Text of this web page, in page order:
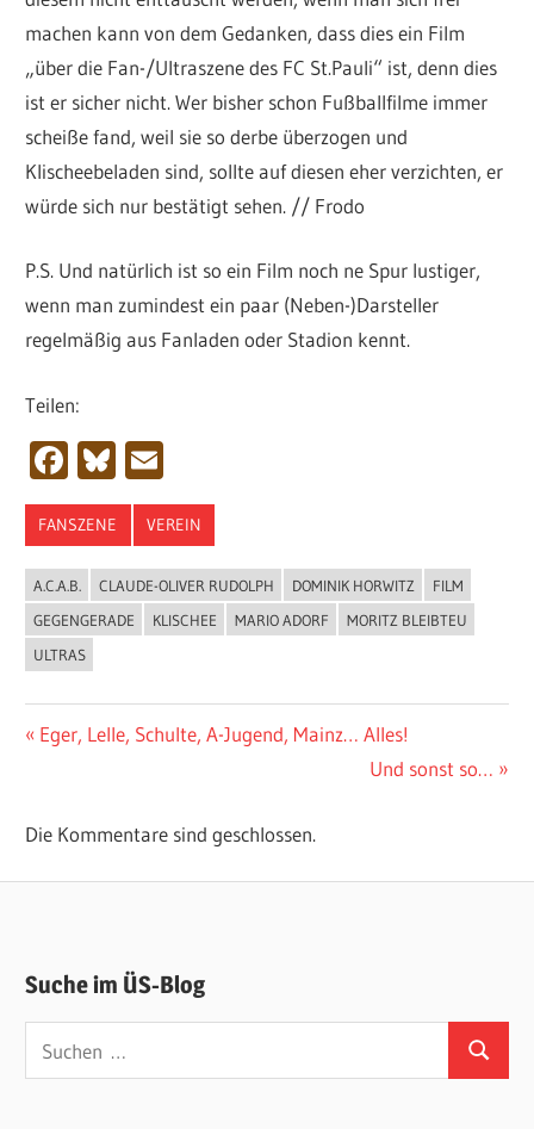
machen kann von dem Gedanken, dass dies ein Film
„über die Fan-/Ultraszene des FC St.Pauli“ ist, denn dies
ist er sicher nicht. Wer bisher schon Fußballfilme immer
scheiße fand, weil sie so derbe überzogen und
Klischeebeladen sind, sollte auf diesen eher verzichten, er
würde sich nur bestätigt sehen. // Frodo
P.S. Und natürlich ist so ein Film noch ne Spur lustiger,
wenn man zumindest ein paar (Neben-)Darsteller
regelmäßig aus Fanladen oder Stadion kennt.
Teilen:
Facebook
Bluesky
FANSZENE VEREIN
A.C.A.B. CLAUDE-OLIVER RUDOLPH DOMINIK HORWITZ
FILM
GEGENGERADE
KLISCHEE MARIO ADORF
MORITZ BLEIBTEU
ULTRAS
Beitragsnavigation
Vorheriger
Eger, Lelle, Schulte, A-Jugend, Mainz… Alles!
Nächster
Und sonst so…
Die Kommentare sind geschlossen.
Suche im ÜS-Blog
nach:
Suchen